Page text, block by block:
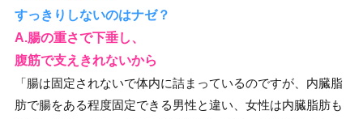
すっきりしないのはナゼ？
A.腸の重さで下垂し、
腹筋で支えきれないから
「腸は固定されないで体内に詰まっているのですが、内臓脂
肪で腸をある程度固定できる男性と違い、女性は内臓脂肪も